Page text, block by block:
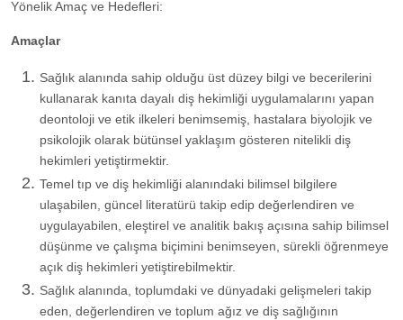
Yönelik Amaç ve Hedefleri:
Amaçlar
Sağlık alanında sahip olduğu üst düzey bilgi ve becerilerini
kullanarak kanıta dayalı diş hekimliği uygulamalarını yapan
deontoloji ve etik ilkeleri benimsemiş, hastalara biyolojik ve
psikolojik olarak bütünsel yaklaşım gösteren nitelikli diş
hekimleri yetiştirmektir.
Temel tıp ve diş hekimliği alanındaki bilimsel bilgilere
ulaşabilen, güncel literatürü takip edip değerlendiren ve
uygulayabilen, eleştirel ve analitik bakış açısına sahip bilimsel
düşünme ve çalışma biçimini benimseyen, sürekli öğrenmeye
açık diş hekimleri yetiştirebilmektir.
Sağlık alanında, toplumdaki ve dünyadaki gelişmeleri takip
eden, değerlendiren ve toplum ağız ve diş sağlığının